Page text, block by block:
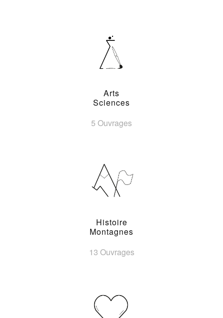
Arts
Sciences
5 Ouvrages
Histoire
Montagnes
13 Ouvrages